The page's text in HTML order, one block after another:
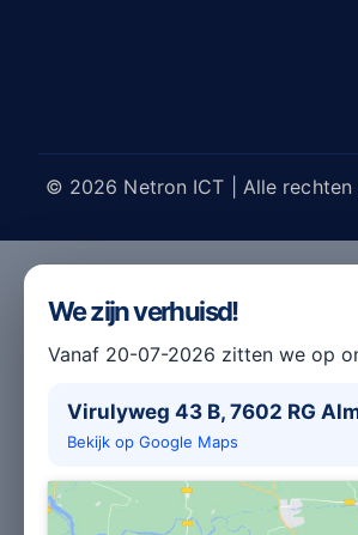
© 2026 Netron ICT | Alle rechten
We zijn verhuisd!
Vanaf 20-07-2026 zitten we op
Virulyweg 43 B, 7602 RG
Bekijk op Google Maps